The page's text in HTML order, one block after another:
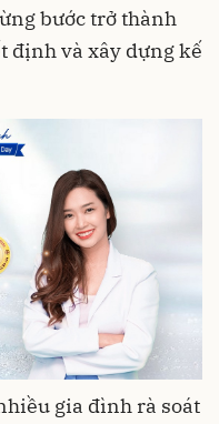
bước trở thành
định và xây dựng kế
gia đình rà soát